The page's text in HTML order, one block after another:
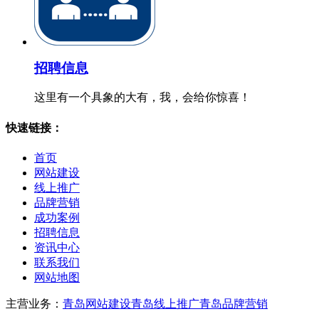
招聘信息
这里有一个具象的大有，我，会给你惊喜！
快速链接：
首页
网站建设
线上推广
品牌营销
成功案例
招聘信息
资讯中心
联系我们
网站地图
主营业务： 青岛网站建设青岛线上推广青岛品牌营销